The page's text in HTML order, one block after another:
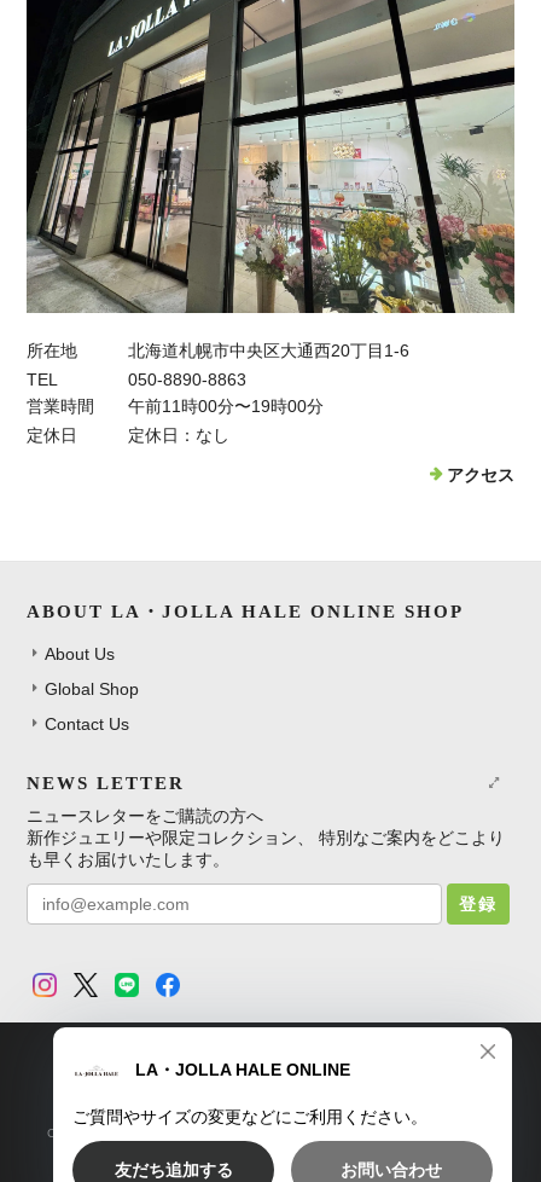
所在地
北海道札幌市中央区大通西20丁目1-6
TEL
050-8890-8863
営業時間
午前11時00分〜19時00分
定休日
定休日：なし
アクセス
ABOUT LA・JOLLA HALE ONLINE SHOP
About Us
Global Shop
Contact Us
NEWS LETTER
ニュースレターをご購読の方へ
新作ジュエリーや限定コレクション、 特別なご案内をどこより
も早くお届けいたします。
登録
TOP プライバシーポリシー 特定商取引法に基づく表記
Copyright © LA・JOLLA HALE ONLINE SHOP. All Rights Reserved.